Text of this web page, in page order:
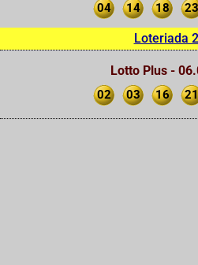
04 14 18 23
Loteriada
Lotto Plus -
02 03 16 21